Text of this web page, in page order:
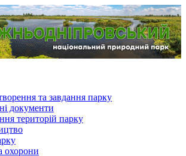
та завдання парку
документи
територій парку
охорони